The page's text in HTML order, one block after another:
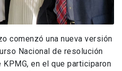
comenzó una nueva versión
Nacional de resolución
en el que participaron